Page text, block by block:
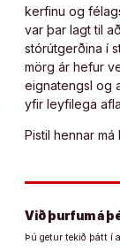
kerfinu og
var þar lagt til
stórútgerðina í
mörg ár hefur
eignatengsl og
yfir leyfilega
Pistil hennar má
Við þurfum á
Þú getur tekið þátt í